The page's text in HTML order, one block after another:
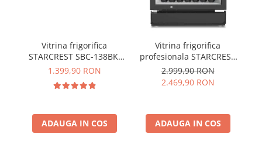
Vitrina frigorifica
STARCREST SBC-138BK,
138 L, Control
H 125 cm, Negru
1.399,90 RON
ADAUGA IN COS
Vitrina frigorifica
profesionala STARCREST
SPS-350, 350 L, Termostat
reglabil, Iluminare LED, H
194.5 cm, Negru
2.999,90 RON
2.469,90 RON
ADAUGA IN COS